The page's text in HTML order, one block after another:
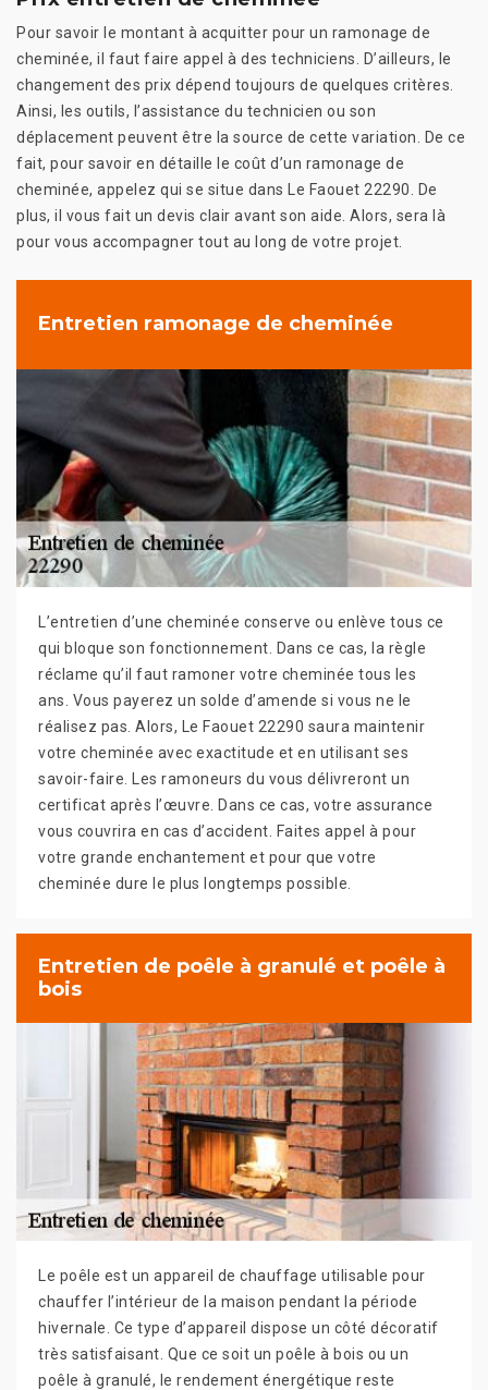
Pour savoir le montant à acquitter pour un ramonage de
cheminée, il faut faire appel à des techniciens. D’ailleurs, le
changement des prix dépend toujours de quelques critères.
Ainsi, les outils, l’assistance du technicien ou son
déplacement peuvent être la source de cette variation. De ce
fait, pour savoir en détaille le coût d’un ramonage de
cheminée, appelez qui se situe dans Le Faouet 22290. De
plus, il vous fait un devis clair avant son aide. Alors, sera là
pour vous accompagner tout au long de votre projet.
Entretien ramonage de cheminée
L’entretien d’une cheminée conserve ou enlève tous ce
qui bloque son fonctionnement. Dans ce cas, la règle
réclame qu’il faut ramoner votre cheminée tous les
ans. Vous payerez un solde d’amende si vous ne le
réalisez pas. Alors, Le Faouet 22290 saura maintenir
votre cheminée avec exactitude et en utilisant ses
savoir-faire. Les ramoneurs du vous délivreront un
certificat après l’œuvre. Dans ce cas, votre assurance
vous couvrira en cas d’accident. Faites appel à pour
votre grande enchantement et pour que votre
cheminée dure le plus longtemps possible.
Entretien de poêle à granulé et poêle à
bois
Le poêle est un appareil de chauffage utilisable pour
chauffer l’intérieur de la maison pendant la période
hivernale. Ce type d’appareil dispose un côté décoratif
très satisfaisant. Que ce soit un poêle à bois ou un
poêle à granulé, le rendement énergétique reste